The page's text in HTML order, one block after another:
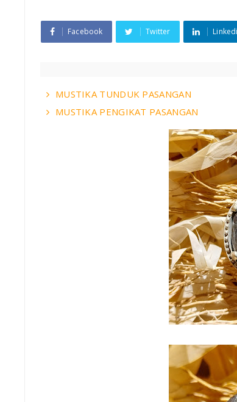
Facebook Twitter
MUSTIKA TUNDUK PASANGAN
MUSTIKA PENGIKAT PASANGAN